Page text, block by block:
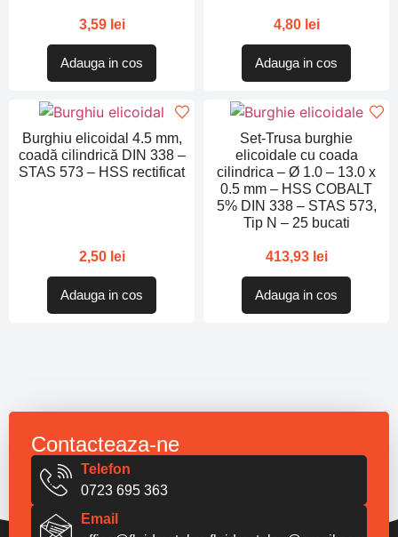
3,59 lei
Adauga in cos
4,80 lei
Adauga in cos
Burghiu elicoidal 4.5 mm,
coadă cilindrică DIN 338 –
STAS 573 – HSS rectificat
2,50 lei
Adauga in cos
Set-Trusa burghie
elicoidale cu coada
cilindrica – Ø 1.0 – 13.0 x
0.5 mm – HSS COBALT
5% DIN 338 – STAS 573,
Tip N – 25 bucati
413,93 lei
Adauga in cos
Contacteaza-ne
Telefon
0723 695 363
Email